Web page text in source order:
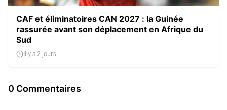
CAF et éliminatoires CAN 2027 : la Guinée
rassurée avant son déplacement en Afrique du
Sud
Il y a 2 jours
0 Commentaires